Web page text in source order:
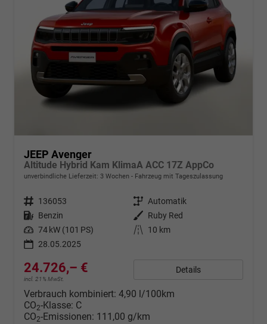
JEEP Avenger
Altitude Hybrid Kam KlimaA ACC 17Z AppCo
unverbindliche Lieferzeit: 3 Wochen Fahrzeug mit Tageszulassung
Fahrzeugnr. 136053 Getriebe Automatik
Kraftstoff Benzin Außenfarbe Ruby Red
Leistung 74 kW (101 PS) Kilometerstand
10 km
28.05.2025
24.726,– €
incl. 21% MwSt.
Details
Verbrauch kombiniert: 4,90 l/100km
CO2-Klasse: C
CO2-Emissionen: 111,00 g/km